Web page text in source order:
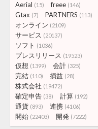
Aerial (15) freee (146)
Gtax (7) PARTNERS (113)
オンライン (2109)
サービス (20137)
ソフト (1036)
プレスリリース (19523)
仮想 (1399) 会計 (325)
完結 (110) 損益 (28)
株式会社 (19472)
確定申告 (38) 計算 (192)
通貨 (893) 連携 (4106)
開始 (22403) 開発 (7222)